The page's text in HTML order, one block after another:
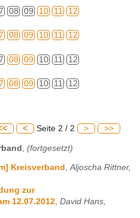
08 09 10 11 12
08 09 10 11 12
08 09 10 11 12
08 09 10 11 12
< Seite 2 / 2 > >>
(fortgesetzt)
Kreisverband ,Aljoscha Rittner,
zur
12.07.2012, David Hans,